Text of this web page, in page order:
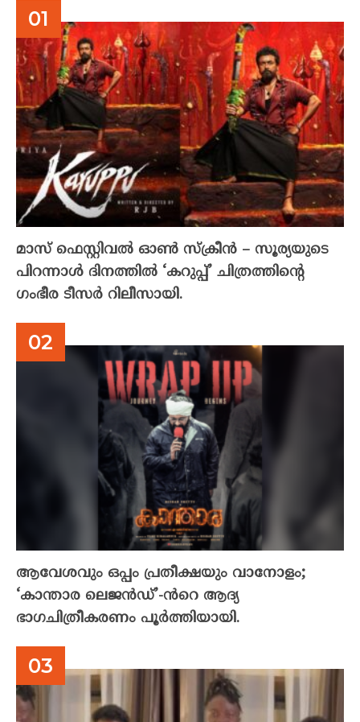
മാസ് ഫെസ്റ്റിവൽ ഓൺ സ്‌ക്രീൻ – സൂര്യയുടെ
പിറന്നാൾ ദിനത്തിൽ ‘കറുപ്പ്’ ചിത്രത്തിന്റെ
ഗംഭീര ടീസർ റിലീസായി.
ആവേശവും ഒപ്പം പ്രതീക്ഷയും വാനോളം;
‘കാന്താര ലെജൻഡ്’-ൻറെ ആദ്യ
ഭാഗചിത്രീകരണം പൂർത്തിയായി.